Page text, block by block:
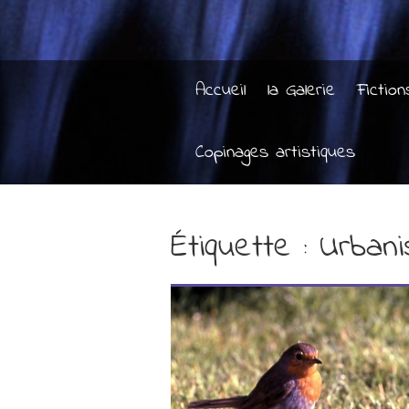
Accueil la Galerie
Copinages artistiques
Étiquette :